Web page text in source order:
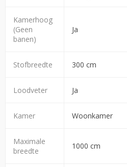
Kamerhoog
(Geen
banen)
Ja
Stofbreedte 300 cm
Loodveter Ja
Kamer Woonkamer
Maximale
breedte
1000 cm